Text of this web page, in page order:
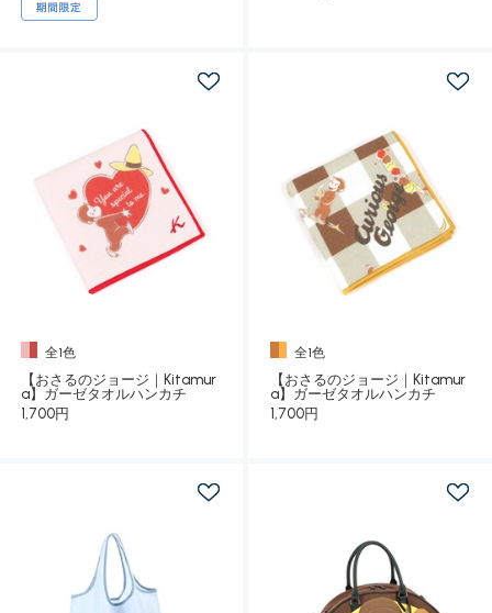
全1色
【おさるのジョージ｜Kitamur
a】ガーゼタオルハンカチ
1,700円
全1色
【おさるのジョージ｜Kitamur
a】ガーゼタオルハンカチ
1,700円